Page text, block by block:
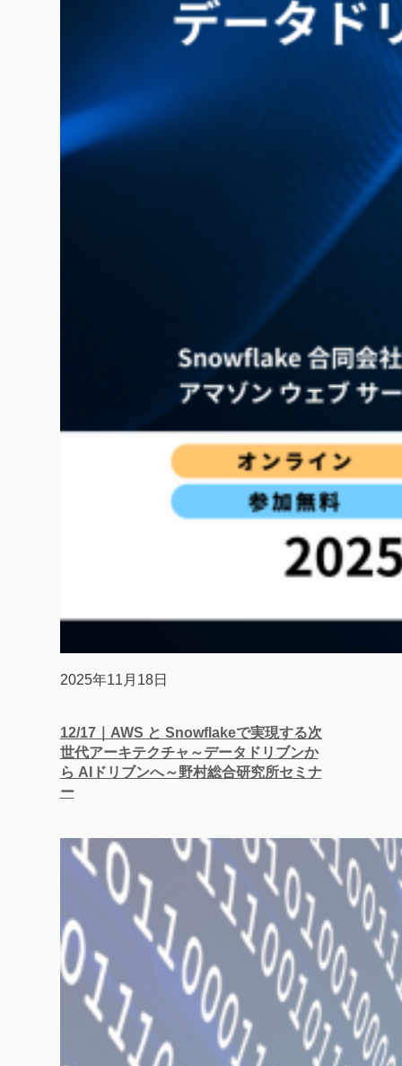
2025年11月18日
12/17｜AWS と​ Snowflakeで​実現する次
世代アーキテクチャ～​データドリブンか
ら​ AIドリブンへ​～野村総合研究所セミナ
ー